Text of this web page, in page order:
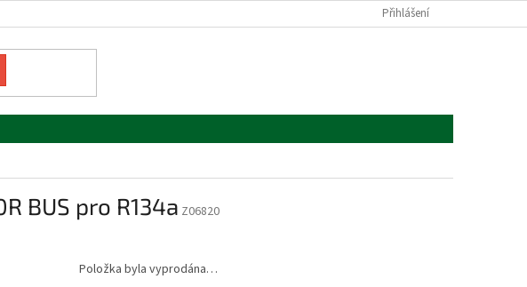
Přihlášení
BUS pro R134a Z06820
Položka byla vyprodána…